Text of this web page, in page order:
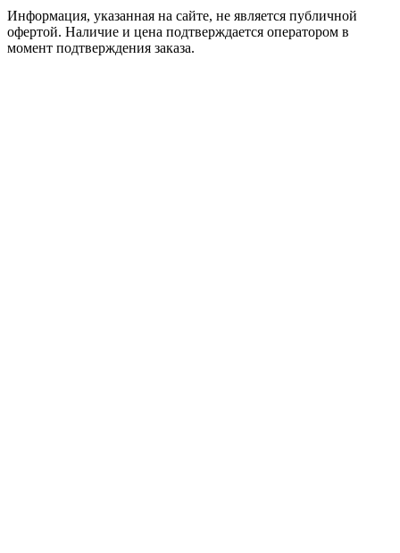
Информация, указанная на сайте, не является публичной
офертой. Наличие и цена подтверждается оператором в
момент подтверждения заказа.